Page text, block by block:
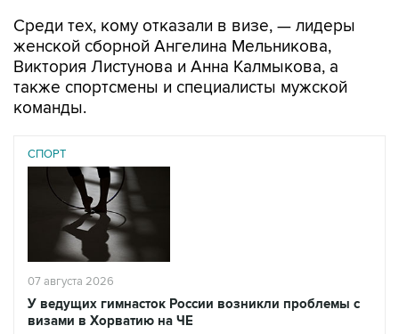
Среди тех, кому отказали в визе, — лидеры
женской сборной Ангелина Мельникова,
Виктория Листунова и Анна Калмыкова, а
также спортсмены и специалисты мужской
команды.
СПОРТ
07 августа 2026
У ведущих гимнасток России возникли проблемы с
визами в Хорватию на ЧЕ